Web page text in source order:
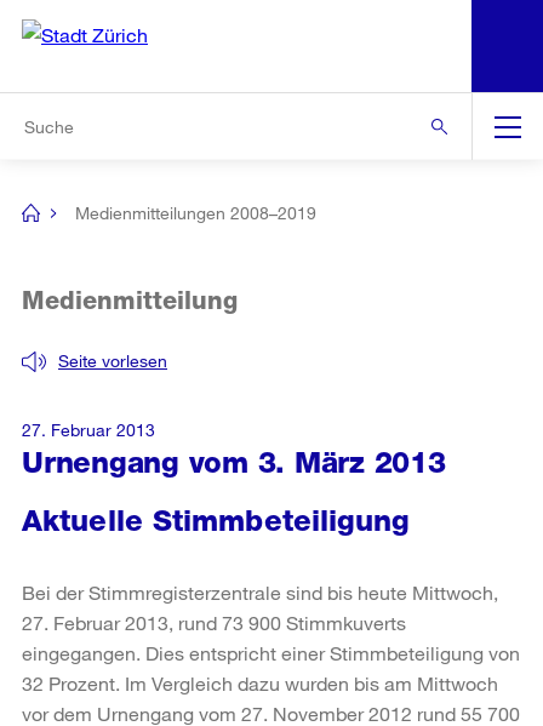
Navigation
[no
Medienmitteilungen 2008–2019
Urnengang vom 3. März 2013
Seite vorlesen
Medienmitteilung
Aktuelle Stimmbeteiligung
27. Februar 2013
Bei der Stimmregisterzentrale sind bis heute Mittwoch,
27. Februar 2013, rund 73 900 Stimmkuverts
eingegangen. Dies entspricht einer Stimmbeteiligung von
32 Prozent. Im Vergleich dazu wurden bis am Mittwoch
vor dem Urnengang vom 27. November 2012 rund 55 700